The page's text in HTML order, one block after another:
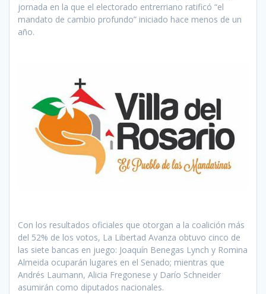
jornada en la que el electorado entrerriano ratificó “el
mandato de cambio profundo” iniciado hace menos de un
año.
Con los resultados oficiales que otorgan a la coalición más
del 52% de los votos, La Libertad Avanza obtuvo cinco de
las siete bancas en juego: Joaquín Benegas Lynch y Romina
Almeida ocuparán lugares en el Senado; mientras que
Andrés Laumann, Alicia Fregonese y Darío Schneider
asumirán como diputados nacionales.